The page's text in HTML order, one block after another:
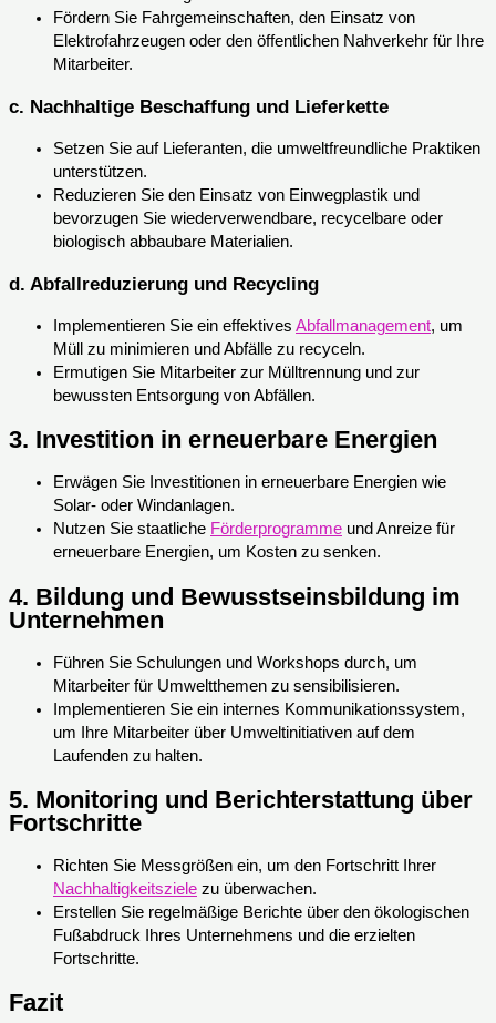
Fördern Sie Fahrgemeinschaften, den Einsatz von
Elektrofahrzeugen oder den öffentlichen Nahverkehr für Ihre
Mitarbeiter.
c. Nachhaltige Beschaffung und Lieferkette
Setzen Sie auf Lieferanten, die umweltfreundliche Praktiken
unterstützen.
Reduzieren Sie den Einsatz von Einwegplastik und
bevorzugen Sie wiederverwendbare, recycelbare oder
biologisch abbaubare Materialien.
d. Abfallreduzierung und Recycling
Implementieren Sie ein effektives Abfallmanagement, um
Müll zu minimieren und Abfälle zu recyceln.
Ermutigen Sie Mitarbeiter zur Mülltrennung und zur
bewussten Entsorgung von Abfällen.
3. Investition in erneuerbare Energien
Erwägen Sie Investitionen in erneuerbare Energien wie
Solar- oder Windanlagen.
Nutzen Sie staatliche Förderprogramme und Anreize für
erneuerbare Energien, um Kosten zu senken.
4. Bildung und Bewusstseinsbildung im
Unternehmen
Führen Sie Schulungen und Workshops durch, um
Mitarbeiter für Umweltthemen zu sensibilisieren.
Implementieren Sie ein internes Kommunikationssystem,
um Ihre Mitarbeiter über Umweltinitiativen auf dem
Laufenden zu halten.
5. Monitoring und Berichterstattung über
Fortschritte
Richten Sie Messgrößen ein, um den Fortschritt Ihrer
Nachhaltigkeitsziele zu überwachen.
Erstellen Sie regelmäßige Berichte über den ökologischen
Fußabdruck Ihres Unternehmens und die erzielten
Fortschritte.
Fazit